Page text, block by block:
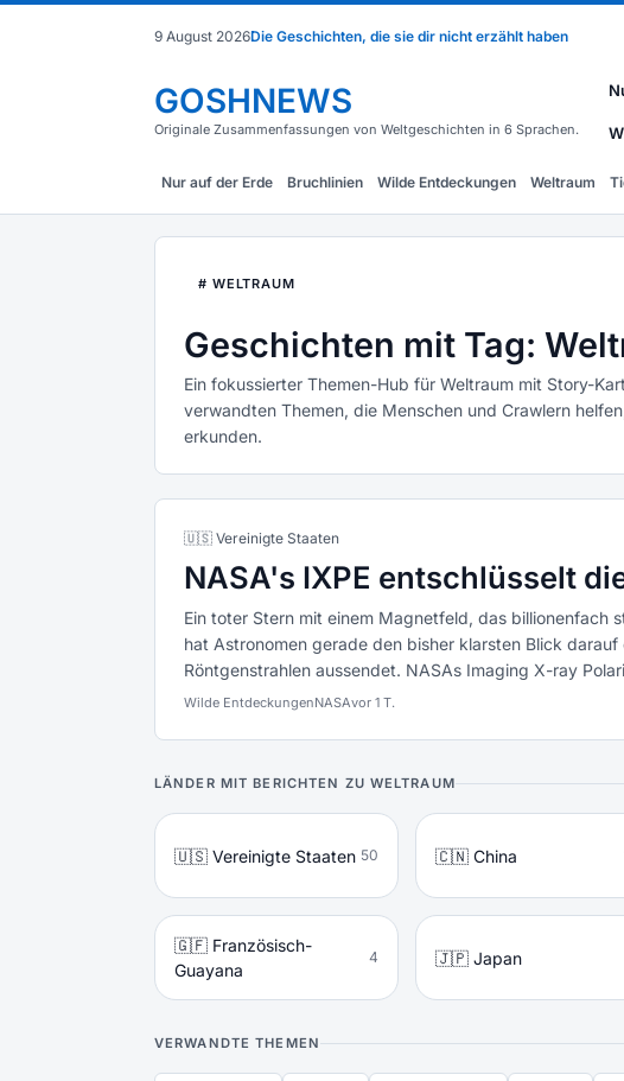
9 August 2026Die Geschichten, die sie dir nicht erzählt haben
GOSHNEWS
Originale Zusammenfassungen von Weltgeschichten in 6 Sprachen.
Nur auf der Erde Bruchlinien Wilde Entdeckungen Weltraum
# WELTRAUM
Geschichten mit Tag:
Ein fokussierter Themen-Hub für Weltraum mit Story-
verwandten Themen, die Menschen und Crawlern
erkunden.
🇺🇸 Vereinigte Staaten
NASA's IXPE entschlüsselt
Ein toter Stern mit einem Magnetfeld, das billionenfach
hat Astronomen gerade den bisher klarsten Blick
Röntgenstrahlen aussendet. NASAs Imaging X-ray
Wilde EntdeckungenNASAvor 1 T.
LÄNDER MIT BERICHTEN ZU WELTRAUM
🇺🇸 Vereinigte Staaten 50 🇨🇳 China
🇬🇫 Französisch-
Guayana
4 🇯🇵 Japan
VERWANDTE THEMEN